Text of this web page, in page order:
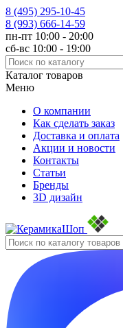
8 (495) 295-10-45
8 (993) 666-14-59
пн-пт 10:00 - 20:00
сб-вс 10:00 - 19:00
Каталог товаров
Меню
О компании
Как сделать заказ
Доставка и оплата
Акции и новости
Контакты
Статьи
Бренды
3D дизайн